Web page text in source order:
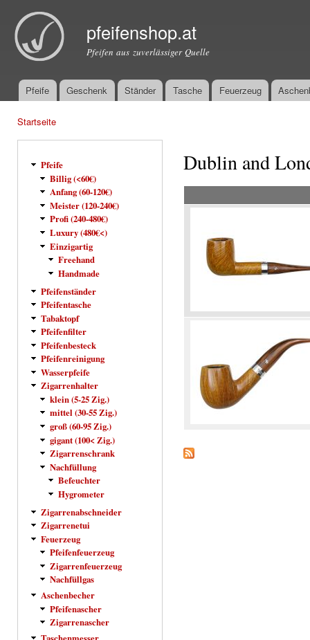
pfeifenshop.at
Pfeifen aus zuverlässiger Quelle
Hauptmenü
Pfeife Geschenk Ständer Tasche Feuerzeug
Startseite
Pfeife
Billig (<60€)
Anfang (60-120€)
Meister (120-240€)
Profi (240-480€)
Luxury (480€<)
Einzigartig
Freehand
Handmade
Pfeifenständer
Pfeifentasche
Tabaktopf
Pfeifenfilter
Pfeifenbesteck
Pfeifenreinigung
Wasserpfeife
Zigarrenhalter
klein (5-25 Zig.)
mittel (30-55 Zig.)
groß (60-95 Zig.)
gigant (100< Zig.)
Zigarrenschrank
Nachfüllung
Befeuchter
Hygrometer
Zigarrenabschneider
Zigarrenetui
Feuerzeug
Pfeifenfeuerzeug
Zigarrenfeuerzeug
Nachfüllgas
Aschenbecher
Pfeifenascher
Zigarrenascher
Dublin and